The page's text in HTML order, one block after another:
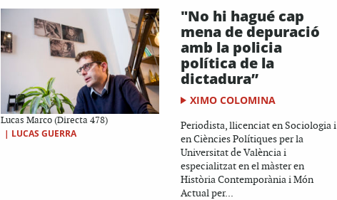
Lucas Marco (Directa 478)
| LUCAS GUERRA
"No hi hagué cap
mena de depuració
amb la policia
política de la
dictadura”
XIMO COLOMINA
Periodista, llicenciat en Sociologia i
en Ciències Polítiques per la
Universitat de València i
especialitzat en el màster en
Història Contemporània i Món
Actual per...